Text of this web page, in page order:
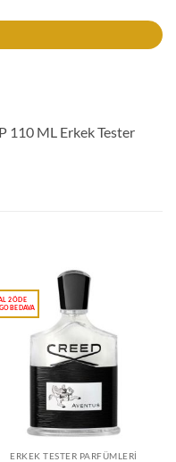
110 ML Erkek Tester
ERKEK TESTER PARFÜMLERI